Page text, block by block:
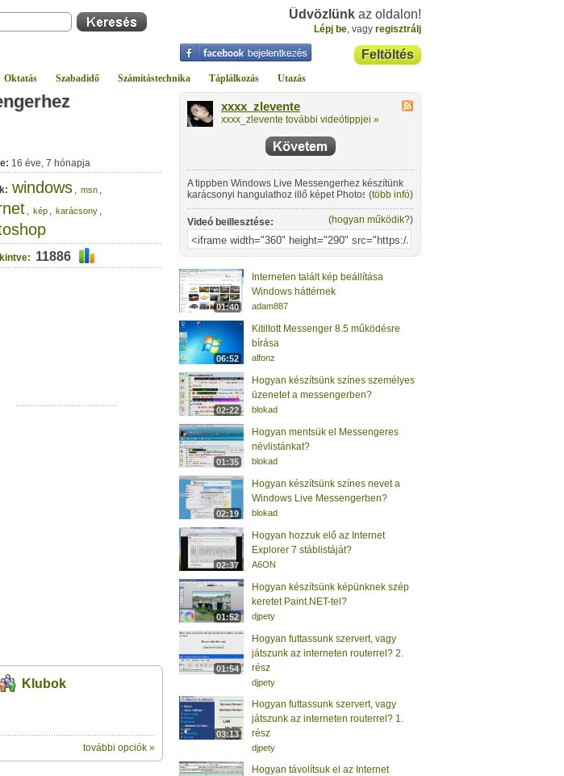
Üdvözlünk az oldalon!
Lépj be, vagy regisztrálj
Feltöltés
Oktatás Szabadidő Számítástechnika Táplálkozás Utazás
16 éve, 7 hónapja
windows , msn ,
, kép , karácsony ,
11886
Klubok
további opciók »
xxxx_zlevente
xxxx_zlevente további videótippjei »
A tippben Windows Live Messengerhez készítünk
karácsonyi hangulathoz illő képet Photoshop
segítségével.
(több infó)
Videó beillesztése: (hogyan működik?)
01:40
Interneten talált kép beállítása
Windows háttérnek
adam887
06:52
Kitiltott Messenger 8.5 működésre
bírása
alfonz
02:22
Hogyan készítsünk színes személyes
üzenetet a messengerben?
blokad
01:35
Hogyan mentsük el Messengeres
névlistánkat?
blokad
02:19
Hogyan készítsünk színes nevet a
Windows Live Messengerben?
blokad
02:37
Hogyan hozzuk elő az Internet
Explorer 7 stáblistáját?
A6ON
01:52
Hogyan készítsünk képünknek szép
keretet Paint.NET-tel?
djpety
01:54
Hogyan futtassunk szervert, vagy
játszunk az interneten routerrel? 2.
rész
djpety
03:13
Hogyan futtassunk szervert, vagy
játszunk az interneten routerrel? 1.
rész
djpety
Hogyan távolítsuk el az Internet